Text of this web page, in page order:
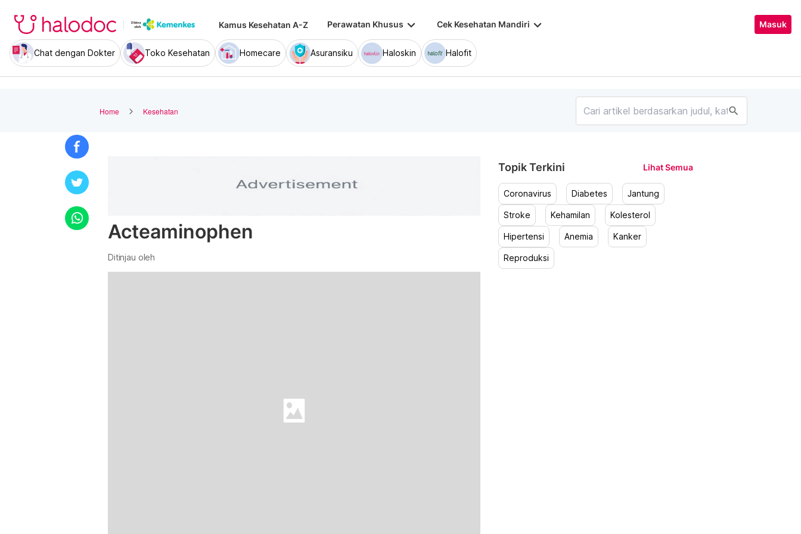
Kamus Kesehatan A-Z Perawatan Khusus keyboard_arrow_down Cek Kesehatan Mandiri keyboard_arrow_down Masuk
Chat dengan Dokter Toko Kesehatan Homecare Asuransiku Haloskin Halofit
Home Kesehatan search
Acteaminophen
Ditinjau oleh
Topik Terkini Lihat Semua
Coronavirus Diabetes Jantung
Stroke Kehamilan Kolesterol
Hipertensi Anemia Kanker
Reproduksi